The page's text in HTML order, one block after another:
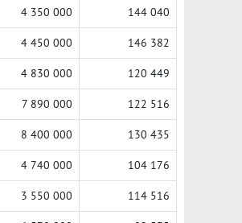
4 350 000 144 040
4 450 000 146 382
4 830 000 120 449
7 890 000 122 516
8 400 000 130 435
4 740 000 104 176
3 550 000 114 516